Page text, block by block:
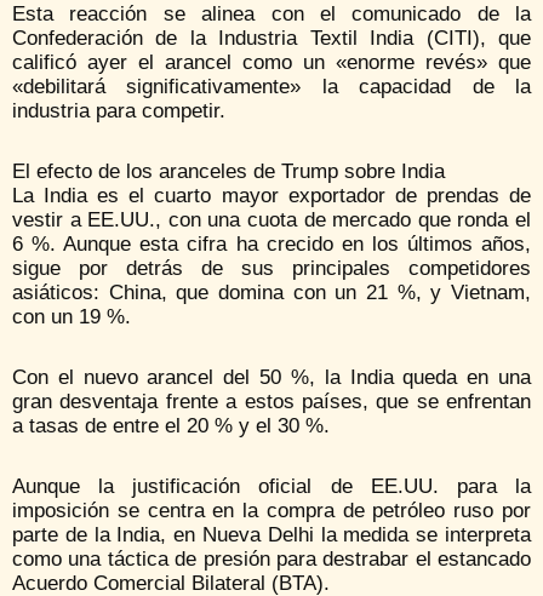
Esta reacción se alinea con el comunicado de la
Confederación de la Industria Textil India (CITI), que
calificó ayer el arancel como un «enorme revés» que
«debilitará significativamente» la capacidad de la
industria para competir.
El efecto de los aranceles de Trump sobre India
La India es el cuarto mayor exportador de prendas de
vestir a EE.UU., con una cuota de mercado que ronda el
6 %. Aunque esta cifra ha crecido en los últimos años,
sigue por detrás de sus principales competidores
asiáticos: China, que domina con un 21 %, y Vietnam,
con un 19 %.
Con el nuevo arancel del 50 %, la India queda en una
gran desventaja frente a estos países, que se enfrentan
a tasas de entre el 20 % y el 30 %.
Aunque la justificación oficial de EE.UU. para la
imposición se centra en la compra de petróleo ruso por
parte de la India, en Nueva Delhi la medida se interpreta
como una táctica de presión para destrabar el estancado
Acuerdo Comercial Bilateral (BTA).